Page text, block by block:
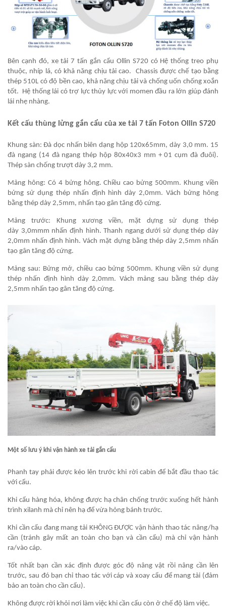
Bên cạnh đó, xe tải 7 tấn gắn cẩu Ollin S720 có Hệ thống treo phụ
thuộc, nhíp lá, có khả năng chịu tải cao. Chassis được chế tạo bằng
thép 510L có độ bền cao, khả năng chịu tải và chống uốn chống xoắn
tốt. Hệ thống lái có trợ lực thủy lực với momen đầu ra lớn giúp đánh
lái nhẹ nhàng.
Kết cấu thùng lửng gắn cẩu của xe tải 7 tấn Foton Ollin S720
Khung sàn: Đà dọc nhấn biên dạng hộp 120x65mm, dày 3,0 mm. 15
đà ngang (14 đà ngang thép hộp 80x40x3 mm + 01 cụm đà đuôi).
Thép sàn chống trượt dày 3,2 mm.
Mảng hông: Có 4 bửng hông. Chiều cao bửng 500mm. Khung viền
bửng sử dụng thép nhấn định hình dày 2,0mm. Vách bửng hông
bằng thép dày 2,5mm, nhấn tạo gân tăng độ cứng.
Mảng trước: Khung xương viền, mặt dựng sử dụng thép
dày 3,0mmm nhấn định hình. Thanh ngang dưới sử dụng thép dày
2,0mm nhấn định hình. Vách mặt dựng bằng thép dày 2,5mm nhấn
tạo gân tăng độ cứng.
Mảng sau: Bửng mở, chiều cao bửng 500mm. Khung viền sử dụng
thép nhấn định hình dày 2,0mm. Vách mảng sau bằng thép dày
2,5mm nhấn tạo gân tăng độ cứng.
Một số lưu ý khi vận hành xe tải gắn cẩu
Phanh tay phải được kéo lên trước khi rời cabin để bắt đầu thao tác
với cẩu.
Khi cẩu hàng hóa, không được hạ chân chống trước xuống hết hành
trình xilanh mà chỉ nên hạ để vừa hỏng bánh trước.
Khi cần cẩu đang mang tải KHÔNG ĐƯỢC vận hành thao tác nâng/hạ
cần (tránh gây mất an toàn cho bạn và cần cẩu) mà chỉ vận hành
ra/vào cáp.
Tốt nhất bạn cần xác định được góc độ nâng vật rồi nâng cần lên
trước, sau đó bạn chỉ thao tác với cáp và xoay cẩu để mang tải (đảm
bảo an toàn cho cần cẩu).
Không được rời khỏi nơi làm việc khi cần cẩu còn ở chế độ làm việc.